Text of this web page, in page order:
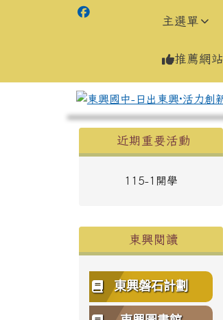
主選單
推薦網站
左邊區域內容
近期重要活動
115-1開學
東興閱讀
東興磐石計劃